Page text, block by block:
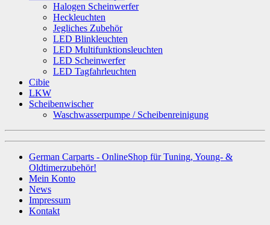
Halogen Scheinwerfer
Heckleuchten
Jegliches Zubehör
LED Blinkleuchten
LED Multifunktionsleuchten
LED Scheinwerfer
LED Tagfahrleuchten
Cibie
LKW
Scheibenwischer
Waschwasserpumpe / Scheibenreinigung
German Carparts - OnlineShop für Tuning, Young- &
Oldtimerzubehör!
Mein Konto
News
Impressum
Kontakt